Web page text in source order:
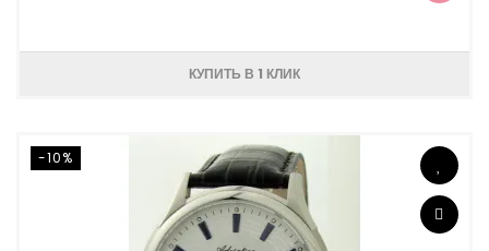
КУПИТЬ В 1 КЛИК
-10%